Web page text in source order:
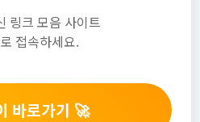
링크 모음 사이트
접속하세요.
바로가기 🚀